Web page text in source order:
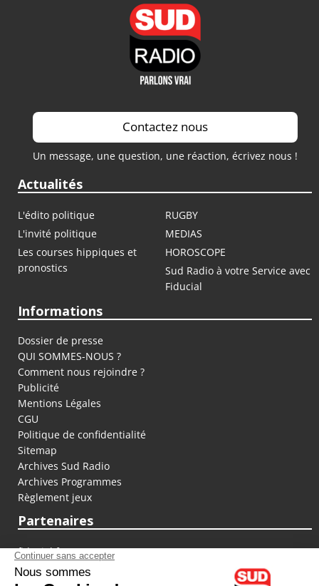
Contactez nous
Un message, une question, une réaction, écrivez nous !
Actualités
L'édito politique
RUGBY
L'invité politique
MEDIAS
Les courses hippiques et
pronostics
HOROSCOPE
Sud Radio à votre Service avec
Fiducial
Informations
Dossier de presse
QUI SOMMES-NOUS ?
Comment nous rejoindre ?
Publicité
Mentions Légales
CGU
Politique de confidentialité
Sitemap
Archives Sud Radio
Archives Programmes
Règlement jeux
Partenaires
fiducial.fr
lyoncapitale.fr